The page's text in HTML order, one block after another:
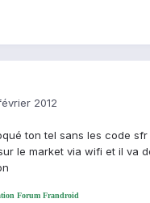
2012
ton tel sans les code
le market via wifi et il va
Forum Frandroid